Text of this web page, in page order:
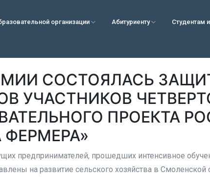
организации Абитуриенту Студентам
СОСТОЯЛАСЬ
УЧАСТНИКОВ
ПРОЕКТА
предпринимателей, прошедших интенсивное
на развитие сельского хозяйства в Смоленской